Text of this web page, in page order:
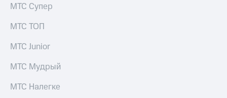
МТС Супер
МТС ТОП
МТС Junior
МТС Мудрый
МТС Налегке